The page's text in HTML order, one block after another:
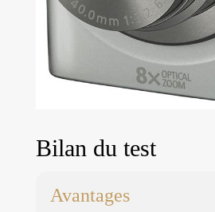
Bilan du test
Avantages